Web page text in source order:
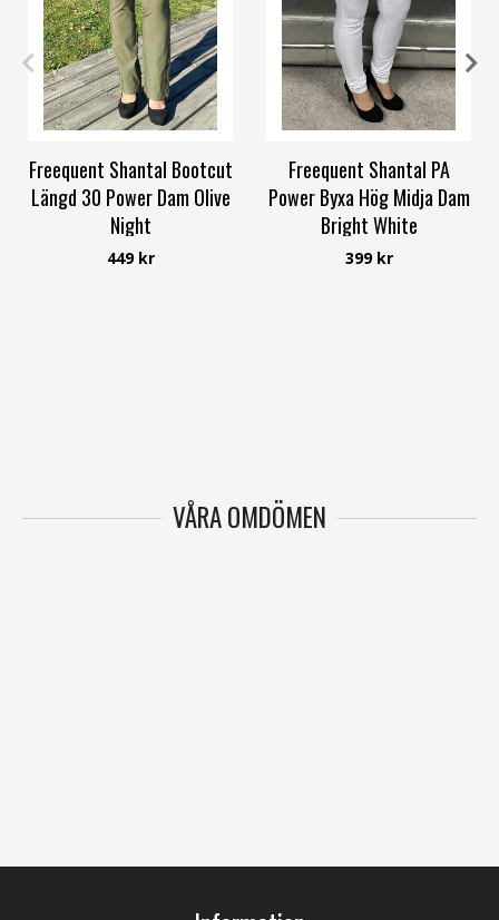
XS S M L XL 3XL
Freequent Shantal Bootcut
Längd 30 Power Dam Olive
Night
Freequent
449 kr
S M L XL XXL
Freequent Shantal PA
Power Byxa Hög Midja Dam
Bright White
Freequent
399 kr
VÅRA OMDÖMEN